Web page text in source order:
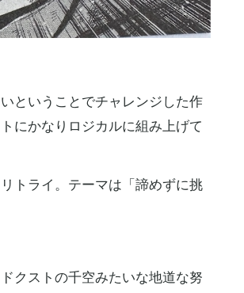
ということでチャレンジした作
にかなりロジカルに組み上げて
トライ。テーマは「諦めずに挑
クストの千空みたいな地道な努